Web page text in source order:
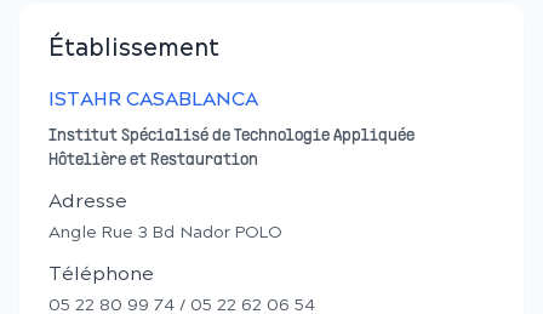
Établissement
ISTAHR CASABLANCA
Institut Spécialisé de Technologie Appliquée
Hôtelière et Restauration
Adresse
Angle Rue 3 Bd Nador POLO
Téléphone
05 22 80 99 74 / 05 22 62 06 54